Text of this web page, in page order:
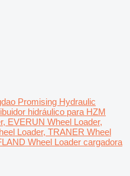
Promising Hydraulic
hidráulico para HZM
EVERUN Wheel Loader,
Loader, TRANER Wheel
Wheel Loader cargadora